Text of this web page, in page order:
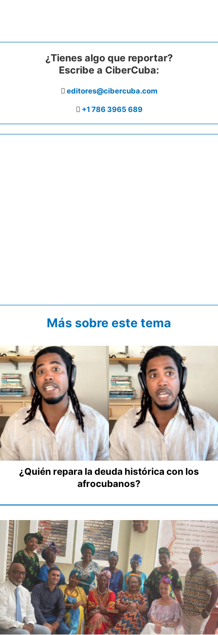
¿Tienes algo que reportar?
Escribe a CiberCuba:
editores@cibercuba.com
+1 786 3965 689
Más sobre este tema
¿Quién repara la deuda histórica con los
afrocubanos?